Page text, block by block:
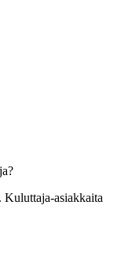
Kuluttaja-asiakkaita